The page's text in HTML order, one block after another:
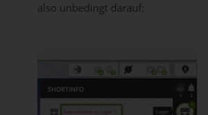
also unbedingt darauf: